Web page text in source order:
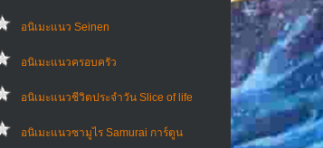
อนิเมะแนว Seinen
อนิเมะแนวครอบครัว
อนิเมะแนวชีวิตประจําวัน Slice of life
อนิเมะแนวซามูไร Samurai การ์ตูน